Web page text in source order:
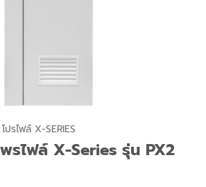
ปรไฟล์ X-SERIES
รไฟล์ X-Series รุ่น PX2